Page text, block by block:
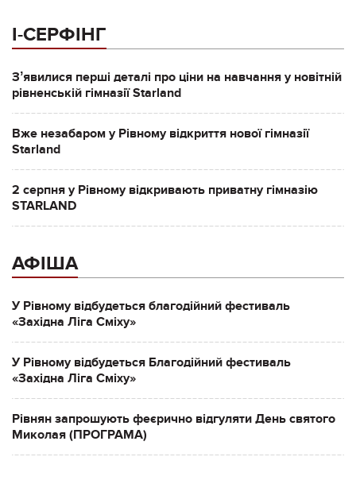
І-СЕРФІНГ
Зʼявилися перші деталі про ціни на навчання у новітній
рівненській гімназії Starland
Вже незабаром у Рівному відкриття нової гімназії
Starland
2 серпня у Рівному відкривають приватну гімназію
STARLAND
АФІША
У Рівному відбудеться благодійний фестиваль
«Західна Ліга Сміху»
У Рівному відбудеться Благодійний фестиваль
«Західна Ліга Сміху»
Рівнян запрошують феєрично відгуляти День святого
Миколая (ПРОГРАМА)